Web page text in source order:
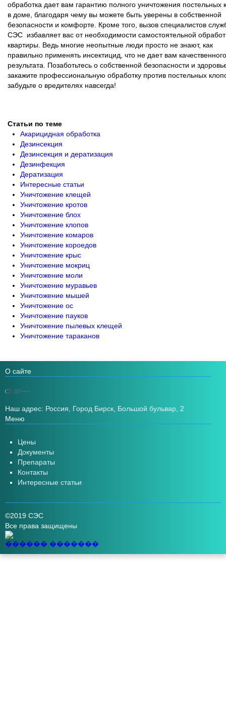
обработка дает вам гарантию полного уничтожения постельных
в доме, благодаря чему вы можете быть уверены в собственной
безопасности и комфорте. Кроме того, вызов специалистов
СЭС избавляет вас от необходимости самостоятельной
квартиры. Ведь многие неопытные люди просто не знают, как
правильно применять инсектицид, что не дает вам качественного
результата. Позаботьтесь о собственной безопасности и
закажите профессиональную обработку против постельных
забудьте о вредителях навсегда!
Статьи по теме
Акарицидная обработка
Дезинсекция
Дезинсекция и дератизация
Дезинфекция
Дератизация
Интересные статьи
Уничтожение клещей
Уничтожение кротов
Уничтожение блох
Уничтожение клопов
Уничтожение комаров
Уничтожение короедов
Уничтожение крыс
Уничтожение мокриц
Уничтожение моли
Уничтожение муравьев
Уничтожение мышей
Уничтожение ос
Уничтожение пауков
Уничтожение пылевых клещей
Уничтожение тараканов
О сайте
Наш адрес: Россия, Город Бирск, Большой бульвар, 2
Меню
Цены
Документы
Препараты
Контакты
Интересные статьи
©2019 СЭС
Все права защищены